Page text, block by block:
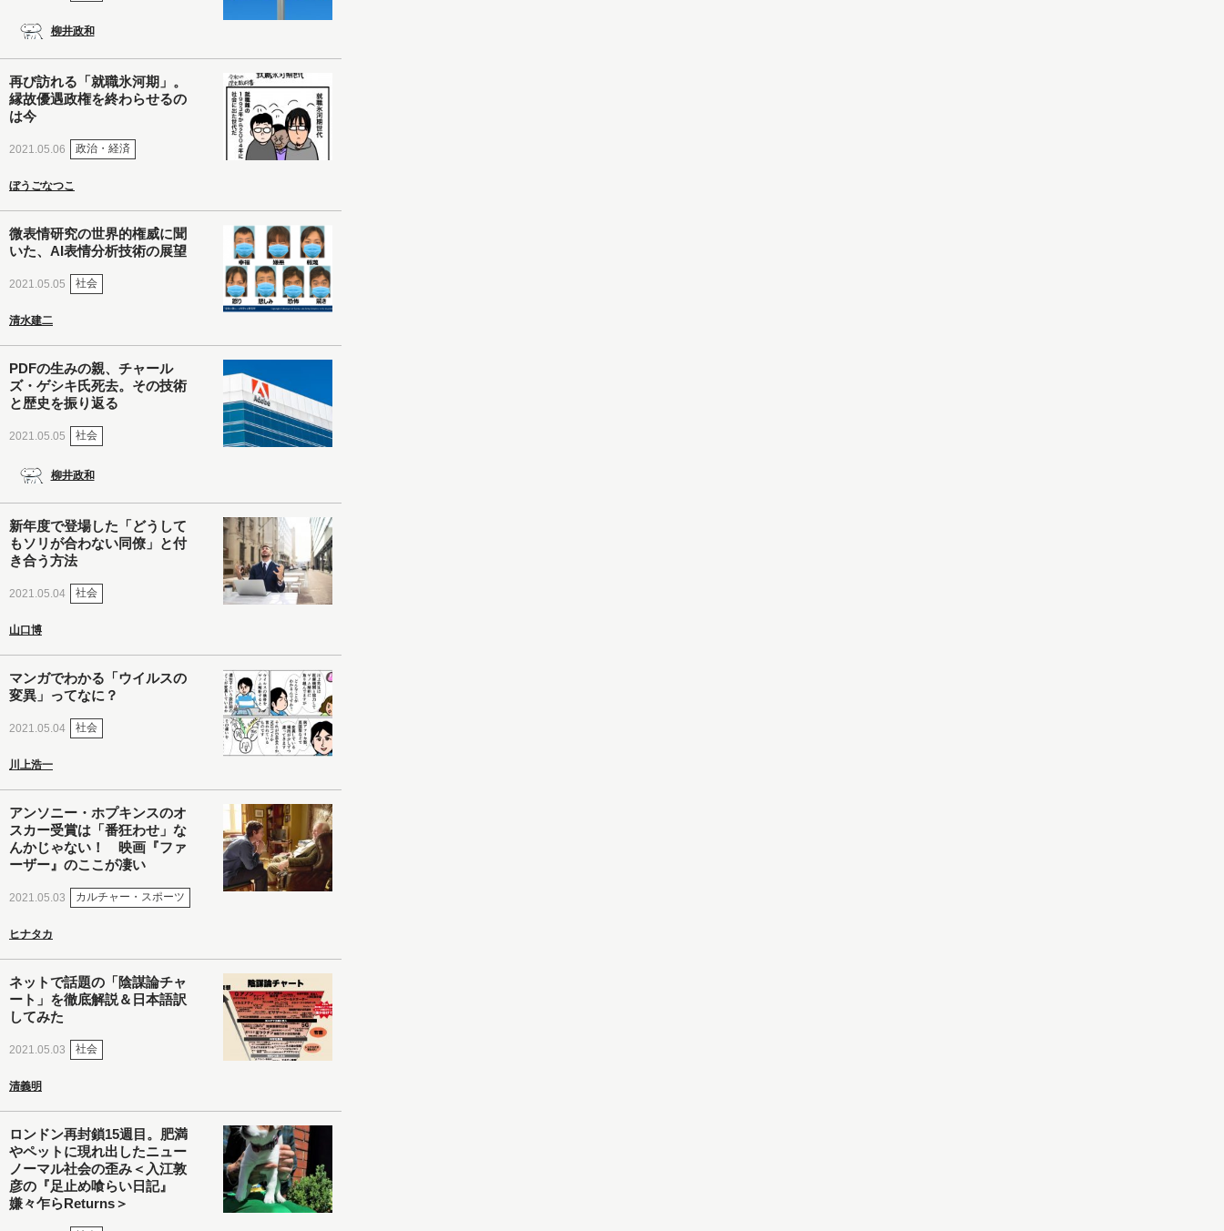
柳井政和
再び訪れる「就職氷河期」。
縁故優遇政権を終わらせるの
は今
2021.05.06 政治・経済
ぼうごなつこ
微表情研究の世界的権威に聞
いた、AI表情分析技術の展望
2021.05.05 社会
清水建二
PDFの生みの親、チャール
ズ・ゲシキ氏死去。その技術
と歴史を振り返る
2021.05.05 社会
柳井政和
新年度で登場した「どうして
もソリが合わない同僚」と付
き合う方法
2021.05.04 社会
山口博
マンガでわかる「ウイルスの
変異」ってなに？
2021.05.04 社会
川上浩一
アンソニー・ホプキンスのオ
スカー受賞は「番狂わせ」な
んかじゃない！ 映画『ファ
ーザー』のここが凄い
2021.05.03 カルチャー・スポーツ
ヒナタカ
ネットで話題の「陰謀論チャ
ート」を徹底解説＆日本語訳
してみた
2021.05.03 社会
清義明
ロンドン再封鎖15週目。肥満
やペットに現れ出したニュー
ノーマル社会の歪み＜入江敦
彦の『足止め喰らい日記』
嫌々乍らReturns＞